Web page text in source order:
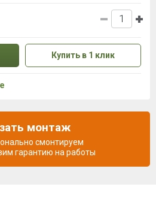
Купить в 1 клик
монтаж
смонтируем
гарантию на работы